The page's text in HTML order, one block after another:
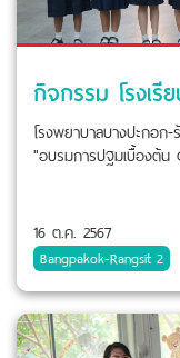
กิจกรรม โรงเ
โรงพยาบาลบางปะกอ
"อบรมการปฐมเบื้องต้น
16 ต.ค. 2567
Bangpakok-Rangsit 2